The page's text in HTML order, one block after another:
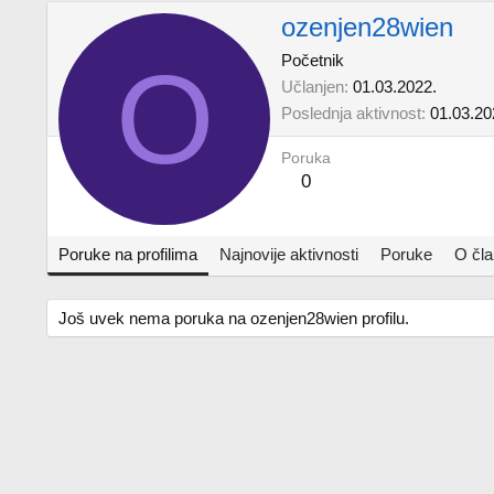
O
ozenjen28wien
Početnik
Učlanjen 01.03.2022.
Poslednja aktivnost
Poruka
0
Poruke na profilima Najnovije aktivnosti Poruke O
Još uvek nema poruka na ozenjen28wien profilu.